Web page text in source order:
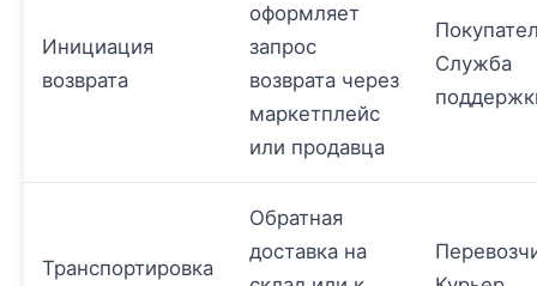
Инициация
возврата
оформляет
запрос
возврата через
маркетплейс
или продавца
Служба
Транспортировка
Обратная
доставка на